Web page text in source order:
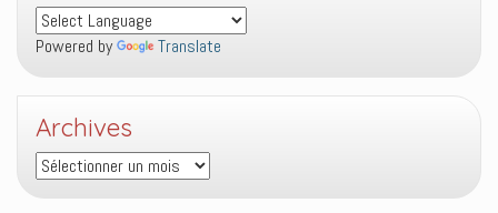
Powered by Translate
Archives
Archives